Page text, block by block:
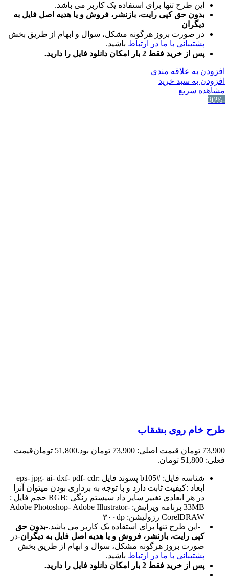
این طرح تنها برای استفاده یک کاربر می باشد.
بدون حق کپی رایت، بازنشر، فروش و یا هدیه اصل فایل به
دیگران
در صورت بروز هرگونه مشکل، سوال و ابهام از طریق بخش
پشتیبانی با ما در ارتباط باشید.
پس از خرید فقط 2 بار امکان دانلود فایل را دارید.
افزودن به علاقه مندی
افزودن به سبد خرید
مشاهده سریع
-30%
طرح خام روی بشقاب
73,900 تومان قیمت اصلی: 73,900 تومان بود. 51,800 تومانقیمت
فعلی: 51,800 تومان.
شناسه فایل: #b105 پسوند فایل :eps- jpg- ai- dxf- pdf- cdr
ابعاد :کیفیت ثابت دارد و با توجه به برداری بودن میتوان آنرا
در هر ابعادی تغییر سایز داد سیستم رنگی :RGB حجم فایل :
33MB برنامه ویرایش: Adobe Photoshop- Adobe Illustrator-
CorelDRAW رزولیشن: ۳۰۰dp
-این طرح تنها برای استفاده یک کاربر می باشد.-بدون حق
کپی رایت، بازنشر، فروش و یا هدیه اصل فایل به دیگران-در
صورت بروز هرگونه مشکل، سوال و ابهام از طریق بخش
پشتیبانی با ما در ارتباط باشید.
پس از خرید فقط 2 بار امکان دانلود فایل را دارید.